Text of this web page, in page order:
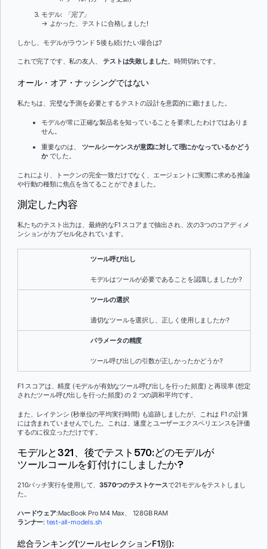
モデル:
「完了」
→ よかった、テストに合格しました!
しかし、モデルがラウンド 5後も続けたい場合は?
これで完了です、私の友人、テストは失敗しました。時間切れです。
オール・オア・ナッシングではない
私たちは、完璧な予測を必要とするテストの設計を意図的に避けました。
モデルが常に正確な製品名を知っていることを要求したわけではありま
せん。
重要なのは、 ツールシーケンスが意図に対して理にかなっているかどう
かでした。
これにより、トークンの完全一致だけでなく、エージェントに実際に求める推論
や行動の種類に焦点を当てることができました。
測定した内容
私たちのテスト出力は、最終的なF1 スコアまで抽出され、次の3つのコアディメ
ンションがカプセル化されています。
ツール呼び出し
モデルはツールが必要であることを認識しましたか?
ツールの選択
適切なツールを選択し、正しく使用しましたか?
パラメータの精度
ツール呼び出しの引数が正しかったかどうか?
F1 スコアは、精度 (モデルが有効なツール呼び出しを行った頻度) と再現率 (想定
されたツール呼び出しを行った頻度) の 2 つの調和平均です。
また、レイテンシ (秒単位の平均実行時間) も追跡しましたが、これは F1 の計算
には含まれていませんでした。これは、速度とユーザーエクスペリエンスを評価
するのに役立っただけです。
モデルと321、後でテスト570:どのモデルが
ツールコールを釘付けにしましたか?
210バッチ実行を使用して、3570つのテストケースで21モデルをテストしまし
た。
ハードウェア:MacBook Pro M4 Max、 128GB RAM
ランナー: test-all-models.sh
総合ランキング(ツールセレクションF1別):